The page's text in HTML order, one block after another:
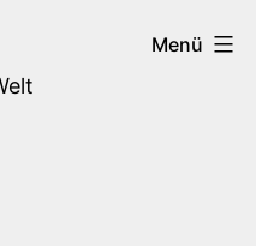
Menü